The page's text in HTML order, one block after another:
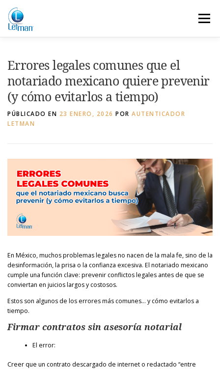
contenido
Menú
PREGUNTAS NOSOTROS NOTICIAS
CONTACTO
Errores legales comunes que el
notariado mexicano quiere prevenir
(y cómo evitarlos a tiempo)
PÚBLICADO EN 23 ENERO, 2026 POR AUTENTICADOR
LETMAN
En México, muchos problemas legales no nacen de la mala fe, sino de la
desinformación, la prisa o la confianza excesiva. El notariado mexicano
cumple una función clave: prevenir conflictos legales antes de que se
conviertan en juicios largos y costosos.
Estos son algunos de los errores más comunes… y cómo evitarlos a
tiempo.
Firmar contratos sin asesoría notarial
El error:
Creer que un contrato descargado de internet o redactado “entre